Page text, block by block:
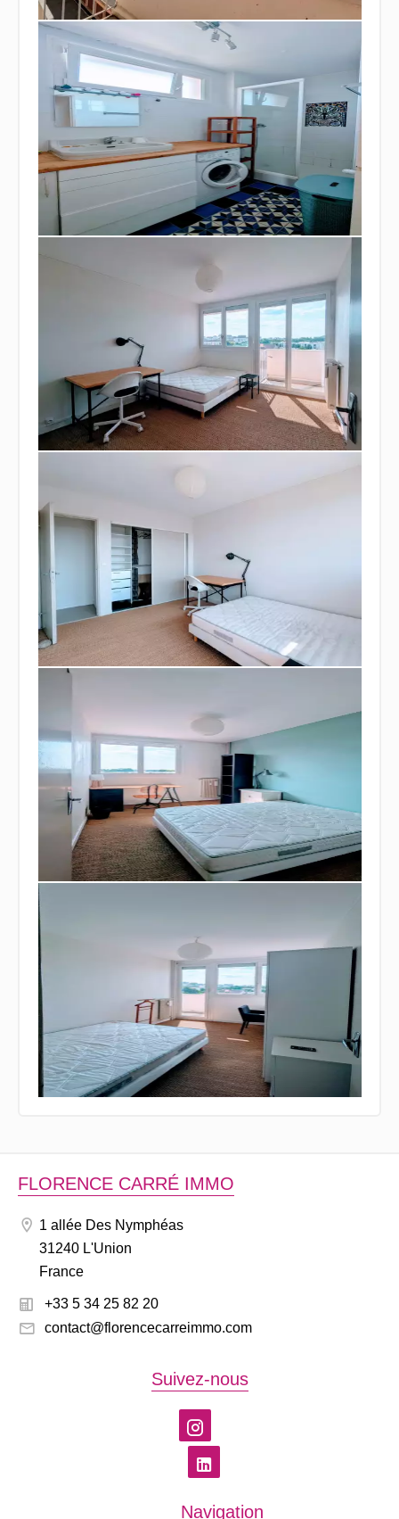
FLORENCE CARRÉ IMMO
1 allée Des Nymphéas
31240 L'Union
France
+33 5 34 25 82 20
contact@florencecarreimmo.com
Suivez-nous
Navigation